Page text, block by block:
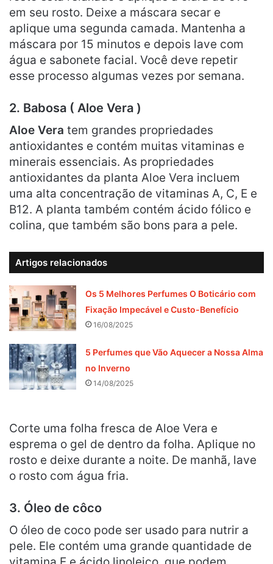
em seu rosto. Deixe a máscara secar e
aplique uma segunda camada. Mantenha a
máscara por 15 minutos e depois lave com
água e sabonete facial. Você deve repetir
esse processo algumas vezes por semana.
2. Babosa ( Aloe Vera )
Aloe Vera tem grandes propriedades
antioxidantes e contém muitas vitaminas e
minerais essenciais. As propriedades
antioxidantes da planta Aloe Vera incluem
uma alta concentração de vitaminas A, C, E e
B12. A planta também contém ácido fólico e
colina, que também são bons para a pele.
Artigos relacionados
Os 5 Melhores Perfumes O Boticário com
Fixação Impecável e Custo-Benefício
16/08/2025
5 Perfumes que Vão Aquecer a Nossa Alma
no Inverno
14/08/2025
Corte uma folha fresca de Aloe Vera e
esprema o gel de dentro da folha. Aplique no
rosto e deixe durante a noite. De manhã, lave
o rosto com água fria.
3. Óleo de côco
O óleo de coco pode ser usado para nutrir a
pele. Ele contém uma grande quantidade de